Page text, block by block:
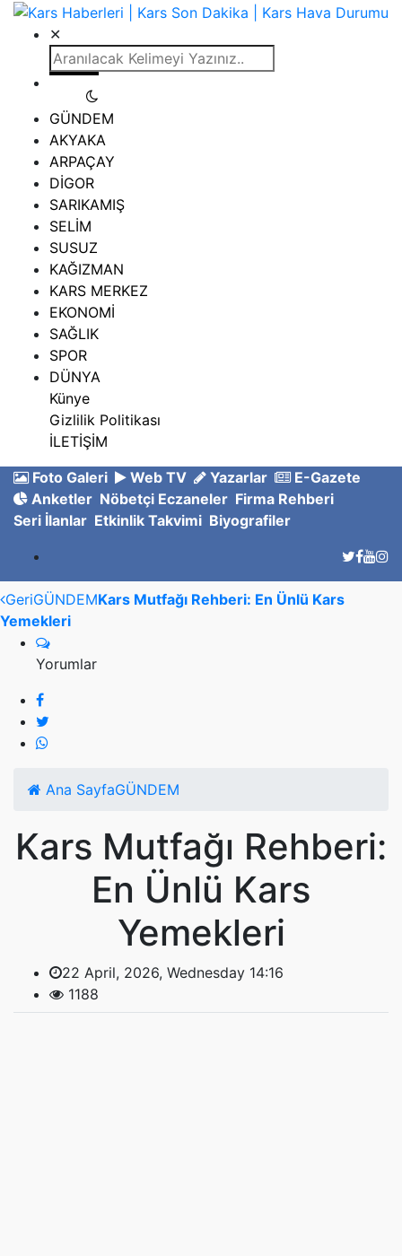
✕
GÜNDEM
AKYAKA
ARPAÇAY
DİGOR
SARIKAMIŞ
SELİM
SUSUZ
KAĞIZMAN
KARS MERKEZ
EKONOMİ
SAĞLIK
SPOR
DÜNYA
Künye
Gizlilik Politikası
İLETİŞİM
Foto Galeri
Web TV Yazarlar
E-Gazete
Anketler Nöbetçi Eczaneler Firma Rehberi
Seri İlanlar Etkinlik Takvimi Biyografiler
GeriGÜNDEMKars Mutfağı Rehberi: En Ünlü Kars
Yemekleri
Yorumlar
Ana SayfaGÜNDEM
Kars Mutfağı Rehberi:
En Ünlü Kars
Yemekleri
22 April, 2026, Wednesday 14:16
1188